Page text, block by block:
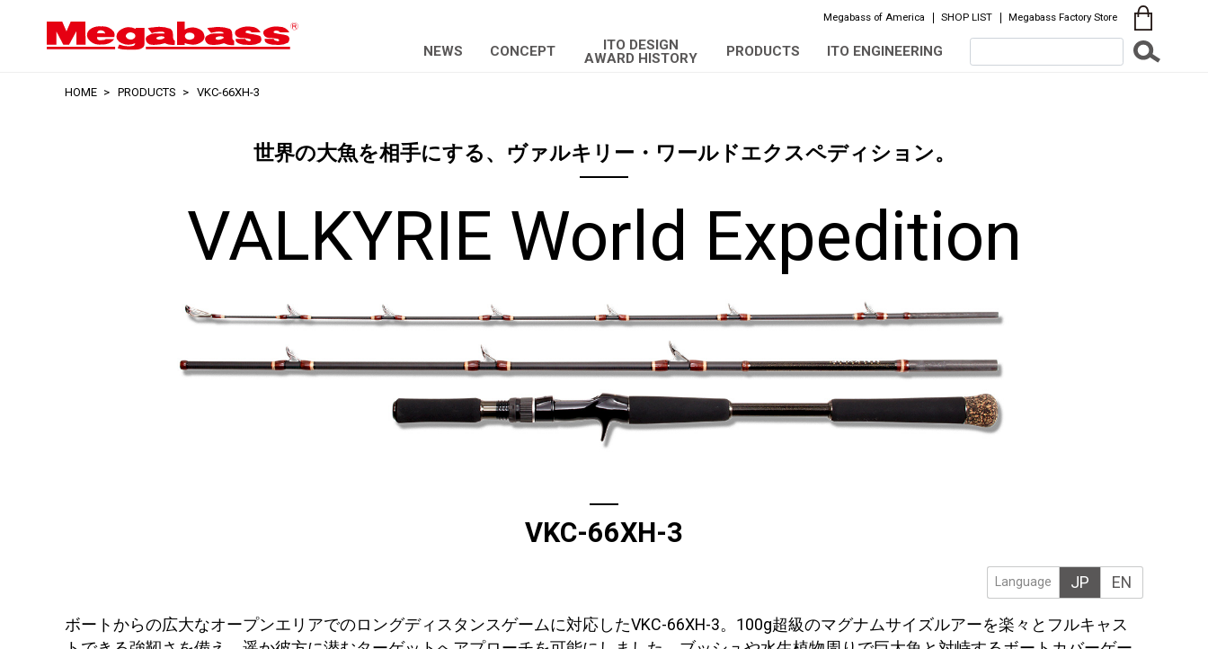
Megabass of America SHOP LIST Megabass Factory Store
NEWS CONCEPT
ITO DESIGN
AWARD HISTORY
PRODUCTS ITO ENGINEERING
HOME PRODUCTS VKC-66XH-3
世界の大魚を相手にする、ヴァルキリー・ワールドエクスペディション。
VALKYRIE World Expedition
VKC-66XH-3
Language JP EN
ボートからの広大なオープンエリアでのロングディスタンスゲームに対応したVKC-66XH-3。100g超級のマグナムサイズルアーを楽々とフルキャス